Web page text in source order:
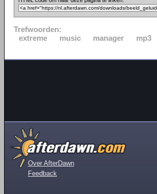
Trefwoorden:
extreme
music manager mp3
Over AfterDawn
Feedback